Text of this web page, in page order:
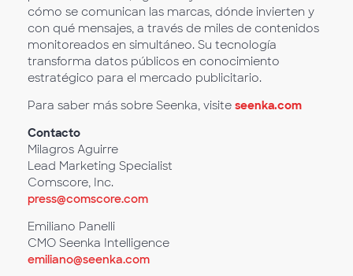
cómo se comunican las marcas, dónde invierten y
con qué mensajes, a través de miles de contenidos
monitoreados en simultáneo. Su tecnología
transforma datos públicos en conocimiento
estratégico para el mercado publicitario.
Para saber más sobre Seenka, visite seenka.com
Contacto
Milagros Aguirre
Lead Marketing Specialist
Comscore, Inc.
press@comscore.com
Emiliano Panelli
CMO Seenka Intelligence
emiliano@seenka.com